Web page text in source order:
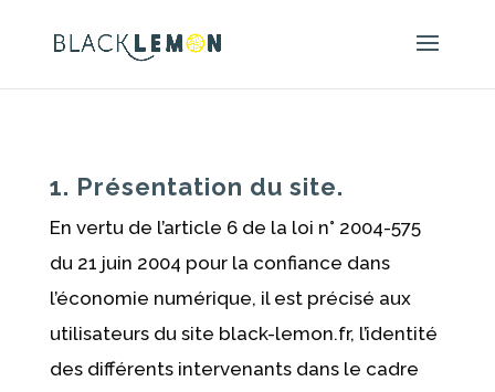
1. Présentation du site.
En vertu de l’article 6 de la loi n° 2004-575
du 21 juin 2004 pour la confiance dans
l’économie numérique, il est précisé aux
utilisateurs du site black-lemon.fr, l’identité
des différents intervenants dans le cadre